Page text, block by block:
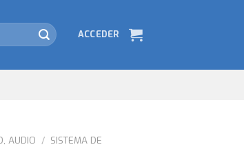
ACCEDER
AUDIO / SISTEMA DE